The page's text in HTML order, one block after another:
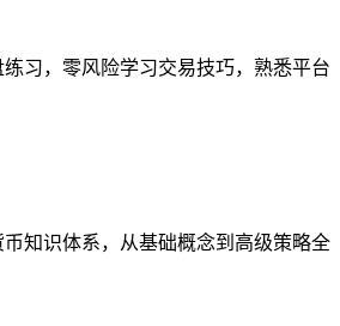
习，零风险学习交易技巧，熟悉平台
知识体系，从基础概念到高级策略全